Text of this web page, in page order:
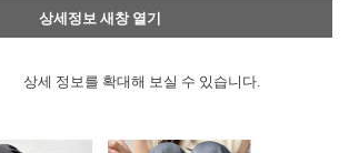
상세정보 새창 열기
상세 정보를 확대해 보실 수 있습니다.